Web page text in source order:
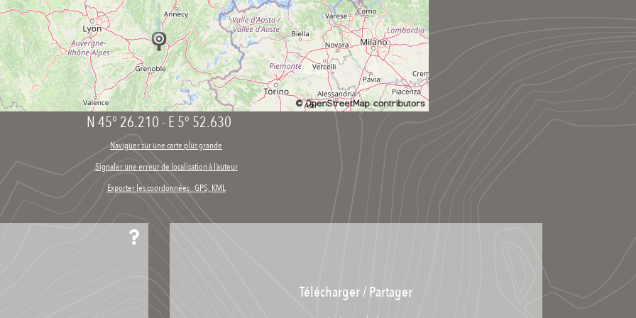
N 45° 26.210- E 5° 52.630
Naviguer sur une carte plus grande
Signaler une erreur de localisation à l’auteur
Exporter les coordonnées : GPS, KML
Télécharger / Partager